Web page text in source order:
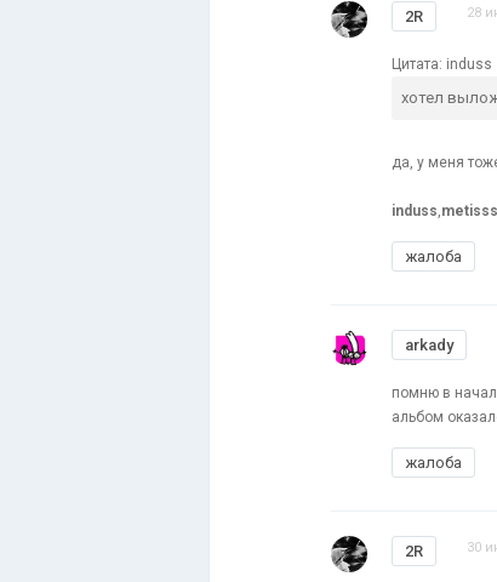
2R 28
Цитата: induss
хотел
да, у меня
induss,
жалоба
arkady
помню в
альбом
жалоба
2R 30